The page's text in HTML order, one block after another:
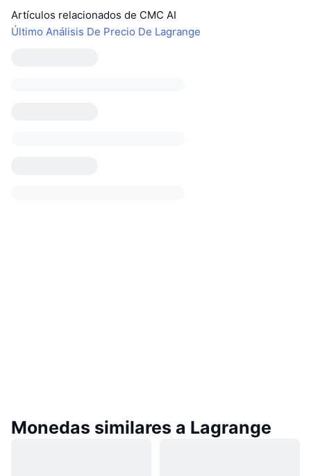
Artículos relacionados de CMC AI
Último Análisis De Precio De Lagrange
Monedas similares a Lagrange